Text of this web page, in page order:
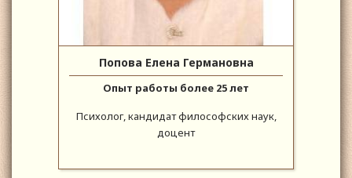
Попова Елена Германовна
Опыт работы более 25 лет
Психолог, кандидат философских наук,
доцент